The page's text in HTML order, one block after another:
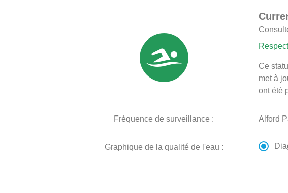
Ce
met à
ont été
Fréquence de surveillance : Alford
Graphique de la qualité de l'eau :